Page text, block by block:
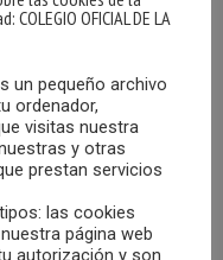
OFICIAL DE LA
un pequeño archivo
ordenador,
visitas nuestra
y otras
prestan servicios
las cookies
página web
autorización y son